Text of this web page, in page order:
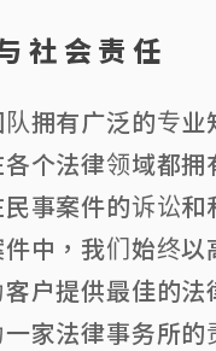
社会责任
拥有广泛的专业
个法律领域都
事案件的诉讼和
中，我们始终以
户提供最佳的法
家法律事务所的